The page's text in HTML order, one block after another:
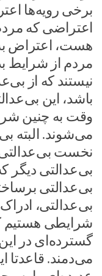
برخی رویه‌ها
اعتراضی که
هست، اعتراض
مردم از شرایط
نیستند که از
باشد، این
وقت به چنین
می‌شوند. البته
نخست
بی‌عدالتی دیگر
بی‌عدالتی
بی‌عدالتی،
شرایطی هستیم
گسترده‌ای در
می‌دمند.